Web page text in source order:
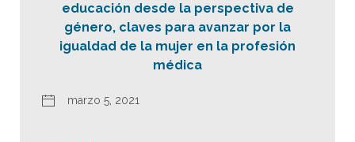
educación desde la perspectiva de
género, claves para avanzar por la
igualdad de la mujer en la profesión
médica
marzo 5, 2021